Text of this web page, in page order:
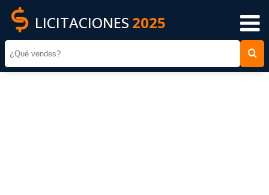
LICITACIONES 2025